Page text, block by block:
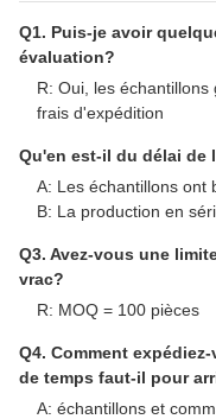
Q1. Puis-je avoir
évaluation?
R: Oui, les
frais d'expédition
Qu'en est-il du délai de
A: Les échantillons ont
B: La production en
Q3. Avez-vous une
vrac?
R: MOQ = 100 pièces
Q4. Comment
de temps faut-il pour
A: échantillons et